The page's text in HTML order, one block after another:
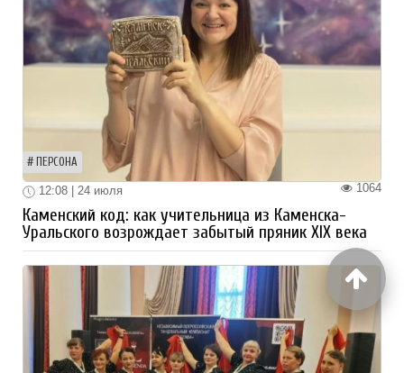
ПЕРСОНА
1064
12:08 | 24 июля
Каменский код: как учительница из Каменска-
Уральского возрождает забытый пряник XIX века